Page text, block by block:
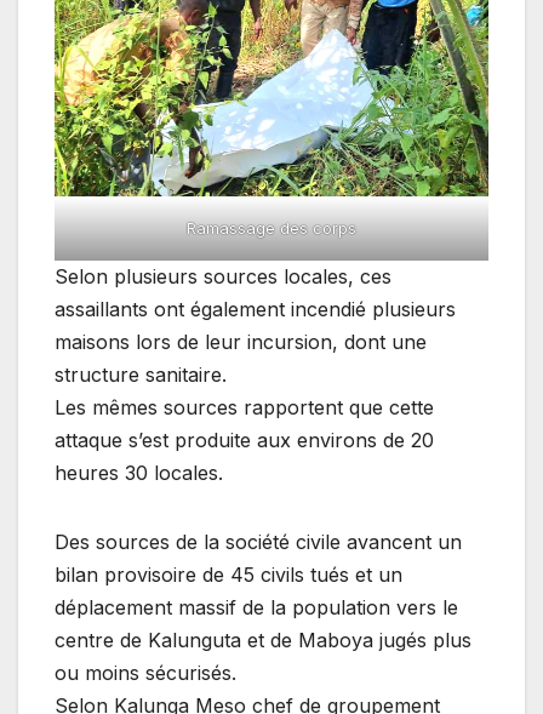
Ramassage des corps
Selon plusieurs sources locales, ces
assaillants ont également incendié plusieurs
maisons lors de leur incursion, dont une
structure sanitaire.
Les mêmes sources rapportent que cette
attaque s’est produite aux environs de 20
heures 30 locales.
Des sources de la société civile avancent un
bilan provisoire de 45 civils tués et un
déplacement massif de la population vers le
centre de Kalunguta et de Maboya jugés plus
ou moins sécurisés.
Selon Kalunga Meso chef de groupement